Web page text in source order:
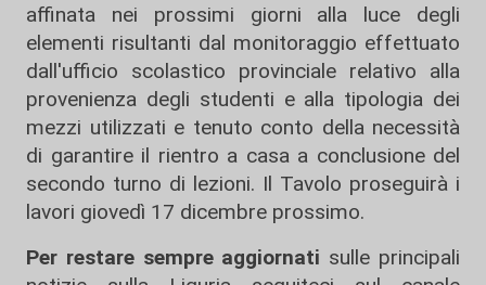
affinata nei prossimi giorni alla luce degli
elementi risultanti dal monitoraggio effettuato
dall'ufficio scolastico provinciale relativo alla
provenienza degli studenti e alla tipologia dei
mezzi utilizzati e tenuto conto della necessità
di garantire il rientro a casa a conclusione del
secondo turno di lezioni. Il Tavolo proseguirà i
lavori giovedì 17 dicembre prossimo.
Per restare sempre aggiornati sulle principali